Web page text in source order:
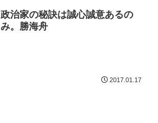
政治家の秘訣は誠心誠意あるの
み。勝海舟
2017.01.17